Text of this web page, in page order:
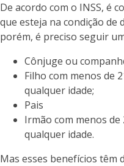
De acordo com o INSS, é
que esteja na condição de
porém, é preciso seguir
Cônjuge ou
Filho com menos de
qualquer idade;
Pais
Irmão com menos
qualquer idade.
Mas esses benefícios têm